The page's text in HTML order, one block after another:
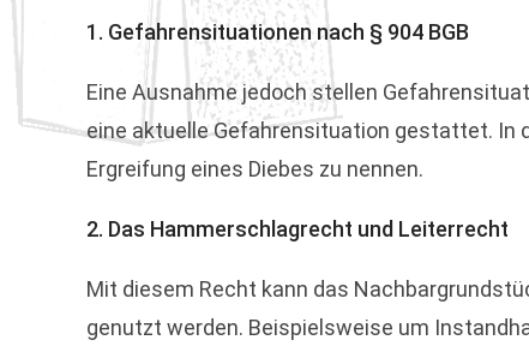
1. Gefahrensituationen nach § 904 BGB
Eine Ausnahme jedoch stellen
eine aktuelle Gefahrensituation gestattet. In
Ergreifung eines Diebes zu nennen.
2. Das Hammerschlagrecht und Leiterrecht
Mit diesem Recht kann das
genutzt werden. Beispielsweise um